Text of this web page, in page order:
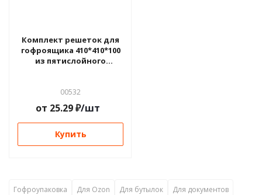
Комплект решеток для
гофроящика 410*410*100
из пятислойного
00532
от 25.29₽/шт
Купить
Гофроупаковка Для Ozon Для бутылок Для документов